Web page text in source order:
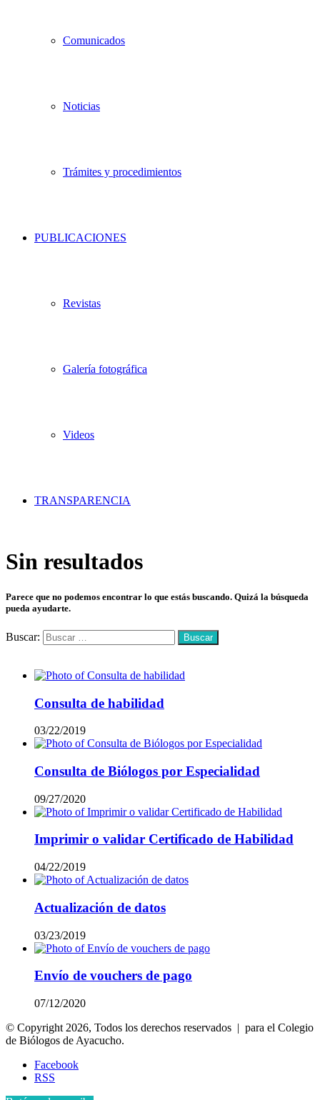
Comunicados
Noticias
Trámites y procedimientos
PUBLICACIONES
Revistas
Galería fotográfica
Videos
TRANSPARENCIA
Sin resultados
Parece que no podemos encontrar lo que estás buscando. Quizá la búsqueda
pueda ayudarte.
Buscar:
Consulta de habilidad
03/22/2019
Consulta de Biólogos por Especialidad
09/27/2020
Imprimir o validar Certificado de Habilidad
04/22/2019
Actualización de datos
03/23/2019
Envío de vouchers de pago
07/12/2020
© Copyright 2026, Todos los derechos reservados | para el Colegio
de Biólogos de Ayacucho.
Facebook
RSS